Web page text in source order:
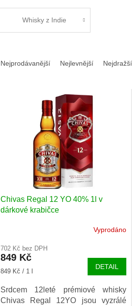
Whisky z Indie
Nejprodávanější Nejlevnější Nejdražší
Chivas Regal 12 YO 40% 1l v
dárkové krabičce
Vyprodáno
702 Kč bez DPH
849 Kč
Měrná
849 Kč / 1 l
DETAIL
Srdcem 12leté prémiové whisky
Chivas Regal 12YO jsou vyzrálé